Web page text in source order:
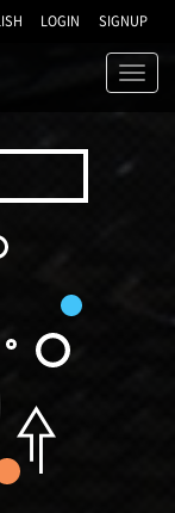
LOGIN SIGNUP